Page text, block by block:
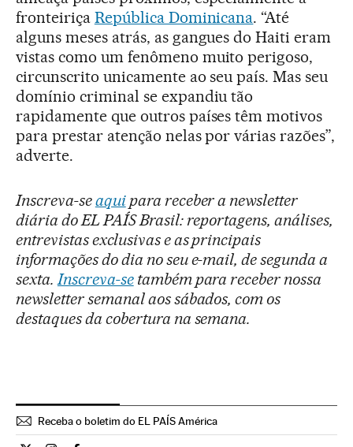
fronteiriça República Dominicana. “Até
alguns meses atrás, as gangues do Haiti eram
vistas como um fenômeno muito perigoso,
circunscrito unicamente ao seu país. Mas seu
domínio criminal se expandiu tão
rapidamente que outros países têm motivos
para prestar atenção nelas por várias razões”,
adverte.
Inscreva-seaquipara receber a newsletter
diária do EL PAÍS Brasil: reportagens, análises,
entrevistas exclusivas e as principais
informações do dia no seu e-mail, de segunda a
sexta.Inscreva-setambém para receber nossa
newsletter semanal aos sábados, com os
destaques da cobertura na semana.
Receba o boletim do EL PAÍS América